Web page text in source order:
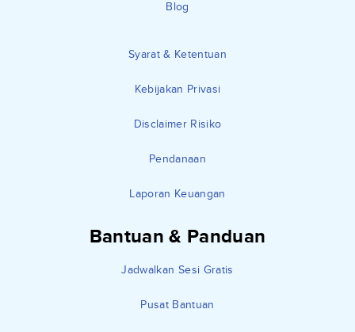
Blog
Syarat & Ketentuan
Kebijakan Privasi
Disclaimer Risiko
Pendanaan
Laporan Keuangan
Bantuan & Panduan
Jadwalkan Sesi Gratis
Pusat Bantuan